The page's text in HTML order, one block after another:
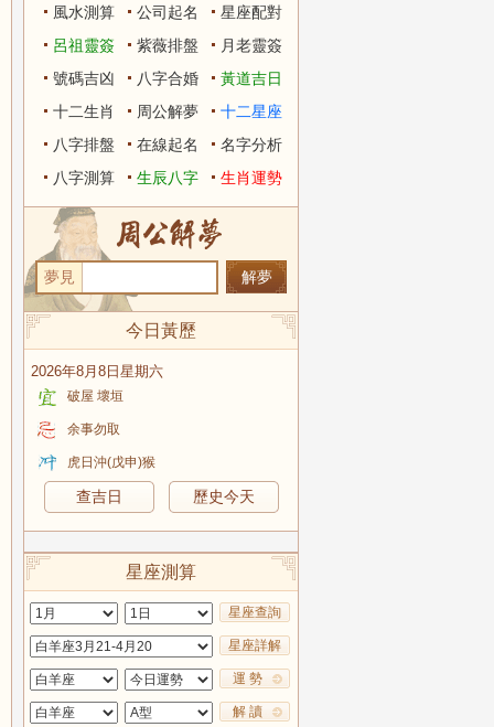
風水測算 公司起名
星座配對
呂祖靈簽
紫薇排盤
月老靈簽
號碼吉凶
八字合婚
黃道吉日
十二生肖
周公解夢
十二星座
八字排盤
在線起名
名字分析
八字測算
生辰八字 生肖運勢
夢見
今日黃歷
2026年8月8日星期六
破屋 壞垣
余事勿取
虎日沖(戊申)猴
查吉日 歷史今天
星座測算
星座查詢
星座詳解
運 勢
解 讀